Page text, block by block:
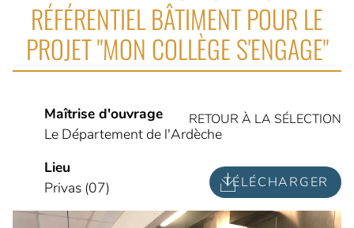
Nos agences d’AMO partout en France
La fine équipe
Nos VIP (Very Important Partenaires)
Nos 15 ans
NOTRE ACTUALITÉ
L’actu d’AsCoRéal
La presse parle d’AsCoRéal
RÉFÉRENTIEL BÂTIMENT POUR LE
PROJET "MON COLLÈGE S'ENGAGE"
Maîtrise d'ouvrage
Le Département de l'Ardèche
Lieu
Privas (07)
RETOUR À LA SÉLECTION
TÉLÉCHARGER